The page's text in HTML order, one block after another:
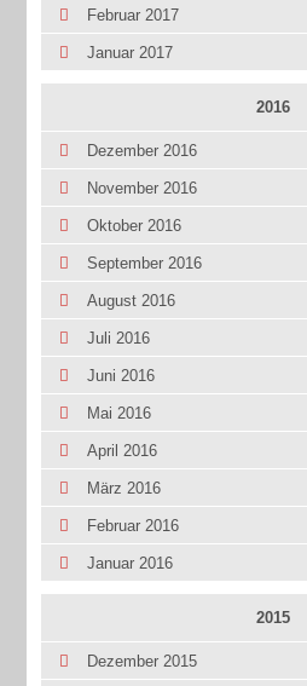
Februar 2017
Januar 2017
2016
Dezember 2016
November 2016
Oktober 2016
September 2016
August 2016
Juli 2016
Juni 2016
Mai 2016
April 2016
März 2016
Februar 2016
Januar 2016
2015
Dezember 2015